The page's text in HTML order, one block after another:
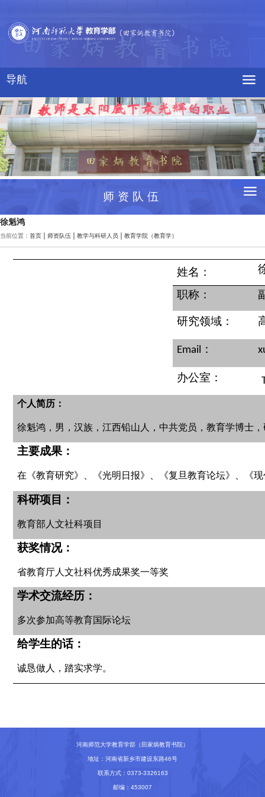
导航
师资队伍
徐魁鸿
当前位置： 首页 师资队伍 教学与科研人员 教育学院（教育学）
姓名：
职称：
研究领域：
Email ：
办公室：
个人简历：
徐魁鸿，男，汉族，江西铅山人，中共党员，教育学博士
主要成果：
在《教育研究》、《光明日报》、《复旦教育论坛》、《
科研项目：
教育部人文社科项目
获奖情况：
省教育厅人文社科优秀成果奖一等奖
学术交流经历：
多次参加高等教育国际论坛
给学生的话：
诚恳做人，踏实求学。
河南师范大学教育学部（田家炳教育书院）
地址：河南省新乡市建设东路46号
联系方式：0373-3326163
邮编：453007